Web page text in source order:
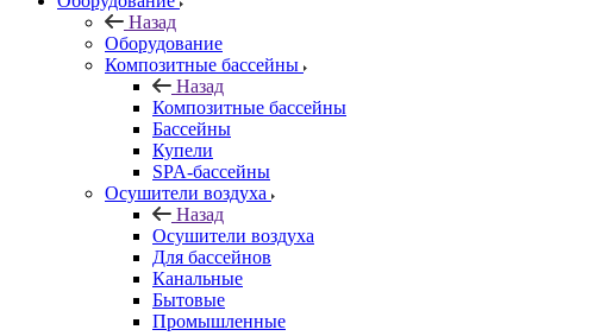
Назад
Оборудование
Композитные бассейны
Назад
Композитные бассейны
Бассейны
Купели
SPA-бассейны
Осушители воздуха
Назад
Осушители воздуха
Для бассейнов
Канальные
Бытовые
Промышленные